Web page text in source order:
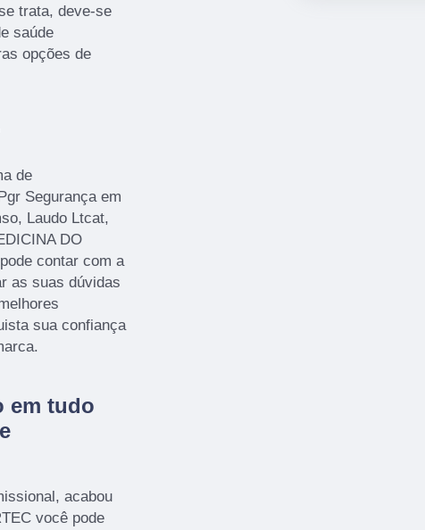
trata, deve-se
saúde
opções de
de
Segurança em
Laudo Ltcat,
DO
contar com a
as suas dúvidas
sua confiança
em tudo
acabou
você pode